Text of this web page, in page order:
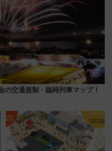
交通規制・臨時列車マップ！